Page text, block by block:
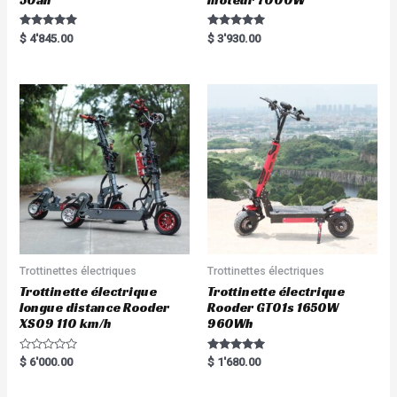
Rated
5.00
$ 4'845.00
Rated
5.00
$ 3'930.00
Trottinettes électriques
Trottinette électrique
longue distance Rooder
XS09 110 km/h
R
a
$ 6'000.00
Trottinettes électriques
Trottinette électrique
Rooder GT01s 1650W
960Wh
Rated
5.00
$ 1'680.00